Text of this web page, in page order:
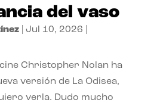
del vaso
| Jul 10, 2026
Christopher Nolan ha
versión de La Odisea,
verla. Dudo mucho